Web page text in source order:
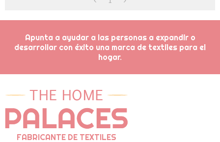
Apunta a ayudar a las personas a expandir o
desarrollar con éxito una marca de textiles para el
hogar.
FABRICANTE DE TEXTILES